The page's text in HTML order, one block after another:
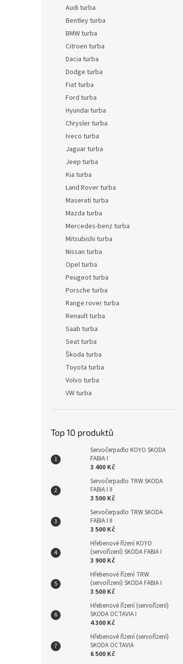
Audi turba
Bentley turba
BMW turba
Citroen turba
Dacia turba
Dodge turba
Fiat turba
Ford turba
Hyundai turba
Chrysler turba
Iveco turba
Jaguar turba
Jeep turba
Kia turba
Land Rover turba
Maserati turba
Mazda turba
Mercedes-benz turba
Mitsubishi turba
Nissan turba
Opel turba
Peugeot turba
Porsche turba
Range rover turba
Renault turba
Saab turba
Seat turba
Škoda turba
Toyota turba
Volvo turba
VW turba
Top 10 produktů
Servočerpadlo KOYO SKODA
FABIA I
3 400 Kč
Servočerpadlo TRW SKODA
FABIA I II
3 500 Kč
Servočerpadlo TRW SKODA
FABIA I II
3 500 Kč
Hřebenové řízení KOYO
(servořízení) SKODA FABIA I
3 900 Kč
Hřebenové řízení TRW
(servořízení) SKODA FABIA I
3 500 Kč
Hřebenové řízení (servořízení)
SKODA OCTAVIA I
4 300 Kč
Hřebenové řízení (servořízení)
SKODA OCTAVIA
6 500 Kč